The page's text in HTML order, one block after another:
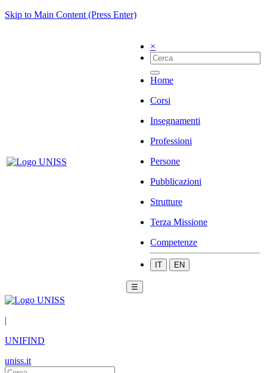
Skip to Main Content (Press Enter)
×
Home
Corsi
Insegnamenti
Professioni
Persone
Pubblicazioni
Strutture
Terza Missione
Competenze
IT EN
☰
|
UNIFIND
uniss.it